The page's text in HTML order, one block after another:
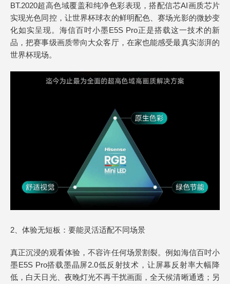
BT.2020超高色域覆盖和纯净色彩表现，搭配信芯AI画质芯片
实现光色同控，让世界杯球衣的鲜明配色、赛场光影的微妙变
化如实呈现。海信百吋小墨E5S Pro正是搭载这一技术的新
品，把赛事级画质带向大众客厅，在家也能感受最真实澎湃的
世界杯现场。
2、体验无短板：要能灵活适配不同场景
真正沉浸的观看体验，不容许任何场景割裂。例如海信百吋小
墨E5S Pro搭载墨晶屏2.0低反射技术，让屏幕反射率大幅降
低，白天日光、夜晚灯光不再干扰画面，全天候清晰通透；另